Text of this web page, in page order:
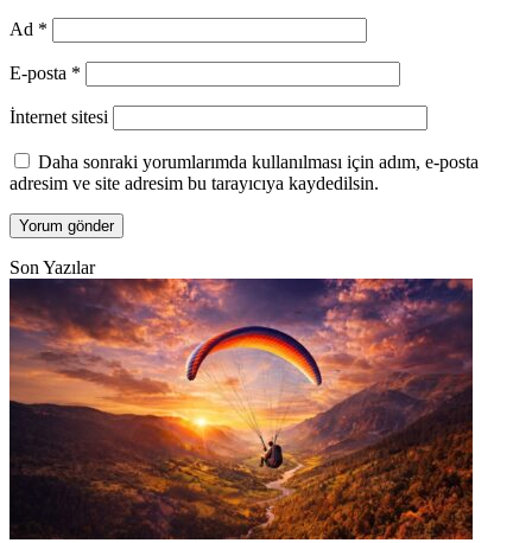
Ad *
E-posta *
İnternet sitesi
Daha sonraki yorumlarımda kullanılması için adım, e-posta
adresim ve site adresim bu tarayıcıya kaydedilsin.
Son Yazılar